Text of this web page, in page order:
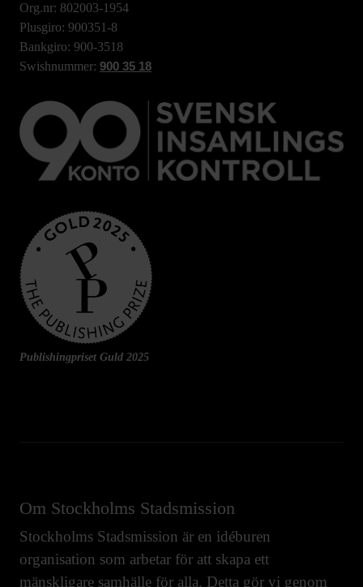
Org.nr: 802003-1954
Plusgiro: 900351-8
Bankgiro: 900-3518
Swishnummer: 900 35 18
Publishingpriset Guld 2025
Om Stockholms Stadsmission
Stockholms Stadsmission är en idéburen
organisation som arbetar för att skapa ett
mänskligare samhälle för alla. Detta gör vi genom